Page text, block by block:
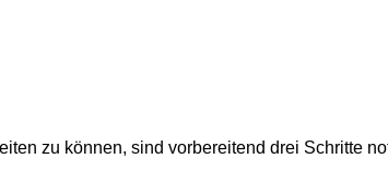
zu können, sind vorbereitend drei Schritte